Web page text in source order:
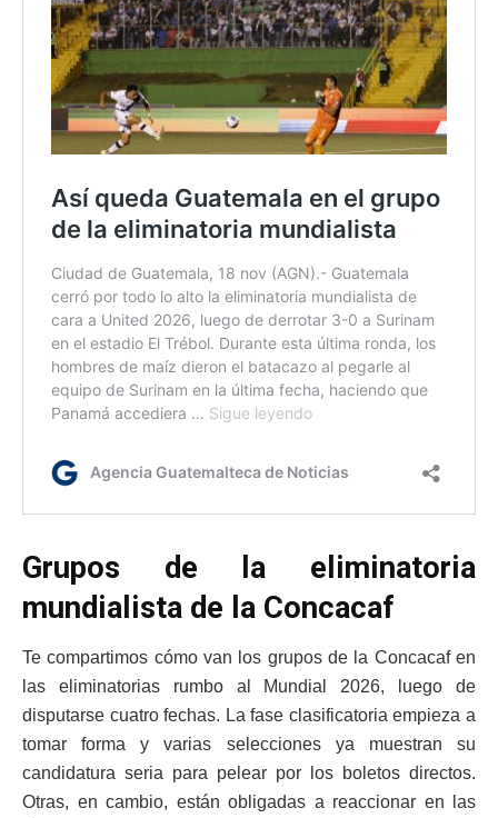
Grupos de la eliminatoria
mundialista de la Concacaf
Te compartimos cómo van los grupos de la Concacaf en
las eliminatorias rumbo al Mundial 2026, luego de
disputarse cuatro fechas. La fase clasificatoria empieza a
tomar forma y varias selecciones ya muestran su
candidatura seria para pelear por los boletos directos.
Otras, en cambio, están obligadas a reaccionar en las